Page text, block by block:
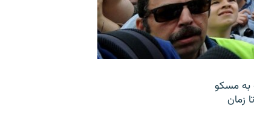
به مسکو
زمان